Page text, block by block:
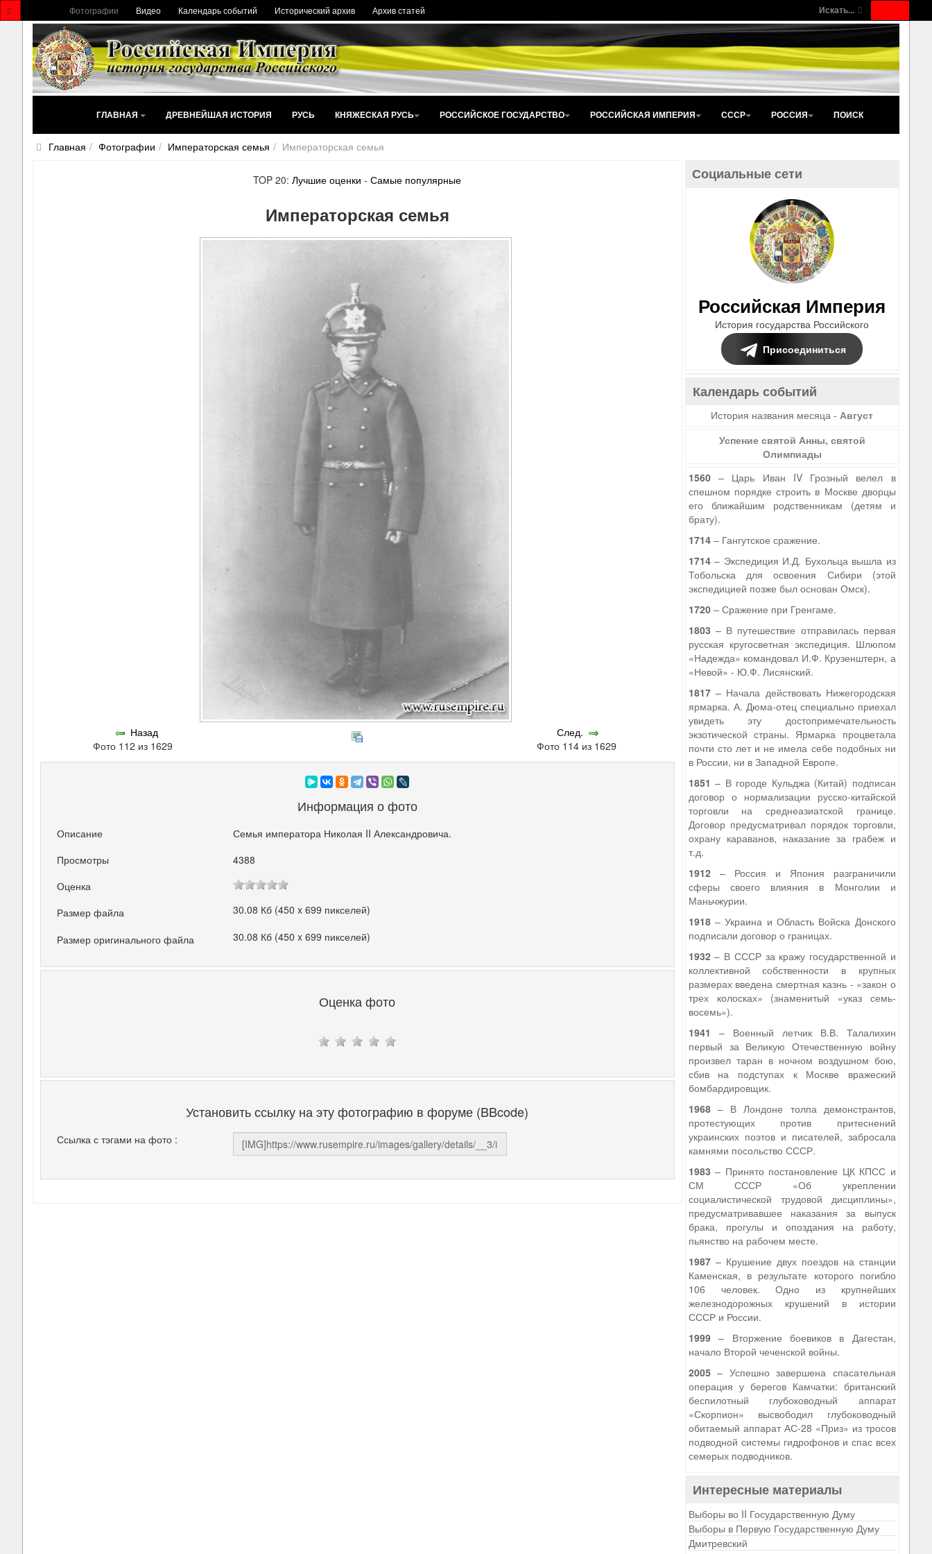
Искать...
Фотографии Видео Календарь событий Исторический архив Архив статей
ГЛАВНАЯ ДРЕВНЕЙШАЯ ИСТОРИЯ РУСЬ КНЯЖЕСКАЯ РУСЬ РОССИЙСКОЕ ГОСУДАРСТВО РОССИЙСКАЯ ИМПЕРИЯ СССР РОССИЯ ПОИСК
Главная Фотографии Императорская семья Императорская семья
TOP 20:Лучшие оценки -Самые популярные
Императорская семья
Назад
Фото 112 из 1629
След.
Фото 114 из 1629
Информация о фото
Описание
Семья императора Николая II Александровича.
Просмотры
4388
Оценка
Размер файла
30.08 Кб (450 x 699 пикселей)
Размер оригинального файла 30.08 Кб (450 x 699 пикселей)
Оценка фото
Установить ссылку на эту фотографию в форуме (BBcode)
Ссылка с тэгами на фото :
Социальные сети
Российская Империя
История государства Российского
Присоединиться
Календарь событий
История названия месяца -Август
Успение святой Анны, святой
Олимпиады
1560– Царь Иван IV Грозный велел в
спешном порядке строить в Москве дворцы
его ближайшим родственникам (детям и
брату).
1714– Гангутское сражение.
1714– Экспедиция И.Д. Бухольца вышла из
Тобольска для освоения Сибири (этой
экспедицией позже был основан Омск).
1720– Сражение при Гренгаме.
1803 – В путешествие отправилась первая
русская кругосветная экспедиция. Шлюпом
«Надежда» командовал И.Ф. Крузенштерн, а
«Невой» - Ю.Ф. Лисянский.
1817– Начала действовать Нижегородская
ярмарка. А. Дюма-отец специально приехал
увидеть эту достопримечательность
экзотической страны. Ярмарка процветала
почти сто лет и не имела себе подобных ни
в России, ни в Западной Европе.
1851 – В городе Кульджа (Китай) подписан
договор о нормализации русско-китайской
торговли на среднеазиатской границе.
Договор предусматривал порядок торговли,
охрану караванов, наказание за грабеж и
т.д.
1912– Россия и Япония разграничили
сферы своего влияния в Монголии и
Маньчжурии.
1918– Украина и Область Войска Донского
подписали договор о границах.
1932– В СССР за кражу государственной и
коллективной собственности в крупных
размерах введена смертная казнь - «закон о
трех колосках» (знаменитый «указ семь-
восемь»).
1941 – Военный летчик В.В. Талалихин
первый за Великую Отечественную войну
произвел таран в ночном воздушном бою,
сбив на подступах к Москве вражеский
бомбардировщик.
1968– В Лондоне толпа демонстрантов,
протестующих против притеснений
украинских поэтов и писателей, забросала
камнями посольство СССР.
1983 – Принято постановление ЦК КПСС и
СМ СССР «Об укреплении
социалистической трудовой дисциплины»,
предусматривавшее наказания за выпуск
брака, прогулы и опоздания на работу,
пьянство на рабочем месте.
1987– Крушение двух поездов на станции
Каменская, в результате которого погибло
106 человек. Одно из крупнейших
железнодорожных крушений в истории
СССР и России.
1999– Вторжение боевиков в Дагестан,
начало Второй чеченской войны.
2005– Успешно завершена спасательная
операция у берегов Камчатки: британский
беспилотный глубоководный аппарат
«Скорпион» высвободил глубоководный
обитаемый аппарат АС-28 «Приз» из тросов
подводной системы гидрофонов и спас всех
семерых подводников.
Интересные материалы
Выборы во II Государственную Думу
Выборы в Первую Государственную Думу
Дмитревский